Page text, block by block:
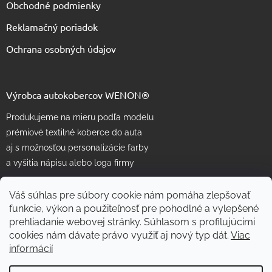
Váš súhlas pre súbory cookie nám pomáha zlepšovať
funkcie, výkon a použiteľnosť pre pohodlné a vylepšené
prehliadanie webovej stránky. Súhlasom s profilujúcimi
cookies nám dávate právo využiť aj nový typ dát. Viac
informácií
Obchodné podmienky
Reklamačný poriadok
Ochrana osobných údajov
Výrobca autokobercov WENON®
Produkujeme na mieru podľa modelu
prémiové textilné koberce do auta
aj s možnosťou personalizácie farby
a vyšitia nápisu alebo loga firmy